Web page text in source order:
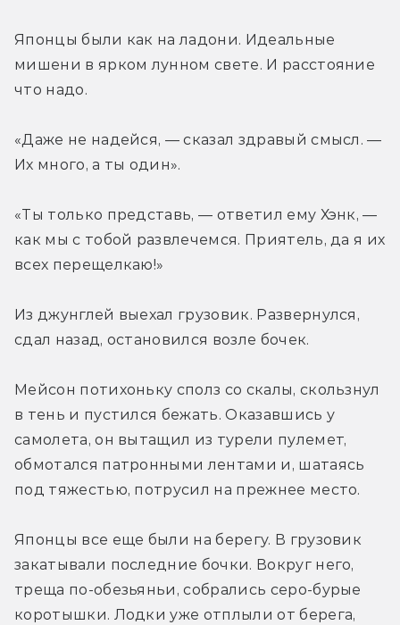
Японцы были как на ладони. Идеальные
мишени в ярком лунном свете. И расстояние
что надо.
«Даже не надейся, — сказал здравый смысл. —
Их много, а ты один».
«Ты только представь, — ответил ему Хэнк, —
как мы с тобой развлечемся. Приятель, да я их
всех перещелкаю!»
Из джунглей выехал грузовик. Развернулся,
сдал назад, остановился возле бочек.
Мейсон потихоньку сполз со скалы, скользнул
в тень и пустился бежать. Оказавшись у
самолета, он вытащил из турели пулемет,
обмотался патронными лентами и, шатаясь
под тяжестью, потрусил на прежнее место.
Японцы все еще были на берегу. В грузовик
закатывали последние бочки. Вокруг него,
треща по-обезьяньи, собрались серо-бурые
коротышки. Лодки уже отплыли от берега,